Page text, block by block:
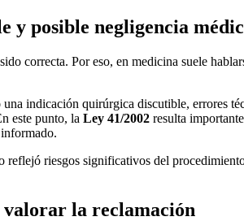
y posible negligencia
correcta. Por eso, en medicina suele
indicación quirúrgica discutible, errores
este punto, la Ley 41/2002 resulta
riesgos significativos del
valorar la reclamación